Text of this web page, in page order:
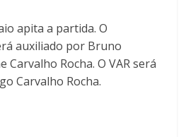
apita a partida. O
auxiliado por Bruno
Carvalho Rocha. O VAR será
Carvalho Rocha.